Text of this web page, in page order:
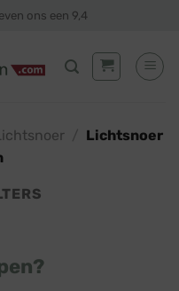
ons een 9,4
Lichtsnoer